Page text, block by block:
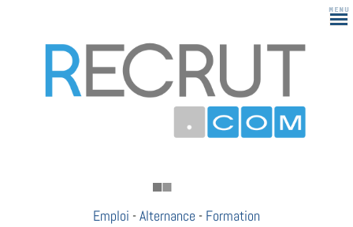
Emploi -Alternance - Formation